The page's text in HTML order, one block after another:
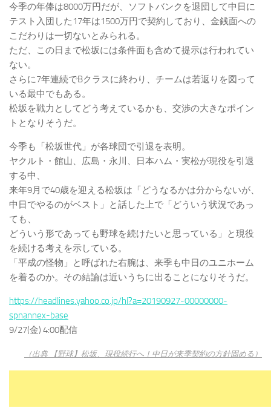
今季の年俸は8000万円だが、ソフトバンクを退団して中日に
テスト入団した17年は1500万円で契約しており、金銭面への
こだわりは一切ないとみられる。
ただ、この日まで松坂には条件面も含めて提示は行われてい
ない。
さらに7年連続でBクラスに終わり、チームは若返りを図って
いる最中でもある。
松坂を戦力としてどう考えているかも、交渉の大きなポイン
トとなりそうだ。
今季も「松坂世代」が各球団で引退を表明。
ヤクルト・館山、広島・永川、日本ハム・実松が現役を引退
する中、
来年9月で40歳を迎える松坂は「どうなるかは分からないが、
中日でやるのがベスト」と話した上で「どういう状況であっ
ても、
どういう形であっても野球を続けたいと思っている」と現役
を続ける考えを示している。
「平成の怪物」と呼ばれた右腕は、来季も中日のユニホーム
を着るのか。その結論は近いうちに出ることになりそうだ。
https://headlines.yahoo.co.jp/hl?a=20190927-00000000-
spnannex-base
9/27(金) 4:00配信
（出典 【野球】松坂、現役続行へ！中日が来季契約の方針固める）